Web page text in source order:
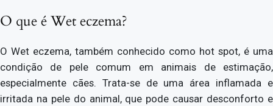
O que é Wet eczema?
O Wet eczema, também conhecido como hot spot, é uma
condição de pele comum em animais de estimação,
especialmente cães. Trata-se de uma área inflamada e
irritada na pele do animal, que pode causar desconforto e